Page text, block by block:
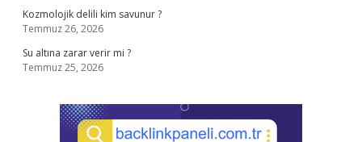
Kozmolojik delili kim savunur ?
Temmuz 26, 2026
Su altına zarar verir mi ?
Temmuz 25, 2026